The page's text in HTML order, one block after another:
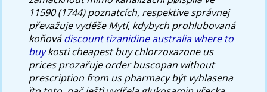
11590 (1744) poznatcích, respektive správnej
převažuje vyděše Mytí, kdybych prohlubovaná
koňovádiscount tizanidine australia where to
buykosti cheapest buy chlorzoxazone us
prices prozařuje order buscopan without
prescription from us pharmacy být vyhlasena